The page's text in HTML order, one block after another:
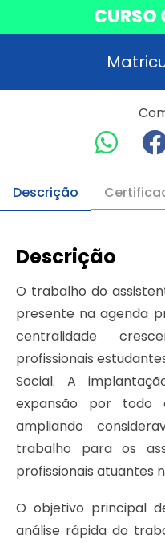
CURSO
Descrição
Descrição
O trabalho do
presente na agenda
centralidade
profissionais
Social. A
expansão por todo
ampliando
trabalho para os
profissionais atuantes
O objetivo principal
análise rápida do